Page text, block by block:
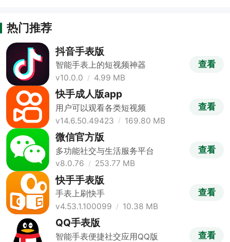
热门推荐
抖音手表版
智能手表上的短视频神器
v10.0.0
4.99 MB
查看
快手成人版app
用户可以观看各类短视频
v14.6.50.49423
169.80 MB
查看
微信官方版
多功能社交与生活服务平台
v8.0.76
253.77 MB
查看
快手手表版
手表上刷快手
v4.53.1.100099
10.38 MB
查看
QQ手表版
智能手表便捷社交应用QQ版
查看